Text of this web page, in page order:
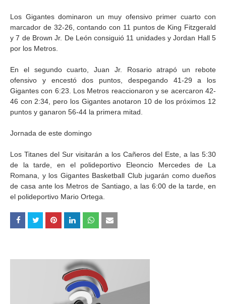
Los Gigantes dominaron un muy ofensivo primer cuarto con
marcador de 32-26, contando con 11 puntos de King Fitzgerald
y 7 de Brown Jr. De León consiguió 11 unidades y Jordan Hall 5
por los Metros.
En el segundo cuarto, Juan Jr. Rosario atrapó un rebote
ofensivo y encestó dos puntos, despegando 41-29 a los
Gigantes con 6:23. Los Metros reaccionaron y se acercaron 42-
46 con 2:34, pero los Gigantes anotaron 10 de los próximos 12
puntos y ganaron 56-44 la primera mitad.
Jornada de este domingo
Los Titanes del Sur visitarán a los Cañeros del Este, a las 5:30
de la tarde, en el polideportivo Eleoncio Mercedes de La
Romana, y los Gigantes Basketball Club jugarán como dueños
de casa ante los Metros de Santiago, a las 6:00 de la tarde, en
el polideportivo Mario Ortega.